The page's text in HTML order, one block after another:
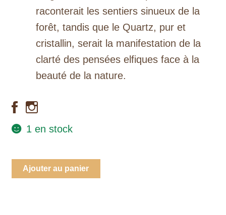
raconterait les sentiers sinueux de la
forêt, tandis que le Quartz, pur et
cristallin, serait la manifestation de la
clarté des pensées elfiques face à la
beauté de la nature.
1 en stock
quantité
de
Ajouter au panier